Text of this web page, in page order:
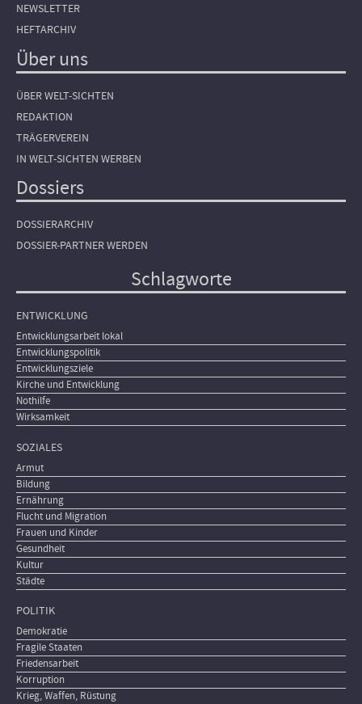
NEWSLETTER
HEFTARCHIV
Über uns
ÜBER WELT-SICHTEN
REDAKTION
TRÄGERVEREIN
IN WELT-SICHTEN WERBEN
Dossiers
DOSSIERARCHIV
DOSSIER-PARTNER WERDEN
Schlagworte
ENTWICKLUNG
Entwicklungsarbeit lokal
Entwicklungspolitik
Entwicklungsziele
Kirche und Entwicklung
Nothilfe
Wirksamkeit
SOZIALES
Armut
Bildung
Ernährung
Flucht und Migration
Frauen und Kinder
Gesundheit
Kultur
Städte
POLITIK
Demokratie
Fragile Staaten
Friedensarbeit
Korruption
Krieg, Waffen, Rüstung